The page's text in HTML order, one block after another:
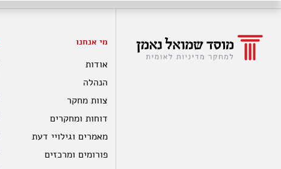
מי אנחנו
אודות
הנהלה
צוות מחקר
דוחות ומחקרים
מאמרים וגילויי דעת
פורומים ומרכזים